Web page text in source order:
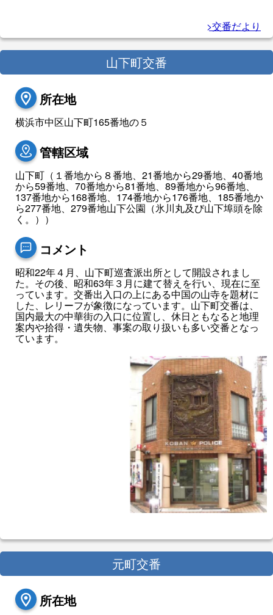
>交番だより
山下町交番
所在地
横浜市中区山下町165番地の５
管轄区域
山下町（１番地から８番地、21番地から29番地、40番地
から59番地、70番地から81番地、89番地から96番地、
137番地から168番地、174番地から176番地、185番地か
ら277番地、279番地山下公園（氷川丸及び山下埠頭を除
く。））
コメント
昭和22年４月、山下町巡査派出所として開設されまし
た。その後、昭和63年３月に建て替えを行い、現在に至
っています。交番出入口の上にある中国の山寺を題材に
した、レリーフが象徴になっています。山下町交番は、
国内最大の中華街の入口に位置し、休日ともなると地理
案内や拾得・遺失物、事案の取り扱いも多い交番となっ
ています。
元町交番
所在地